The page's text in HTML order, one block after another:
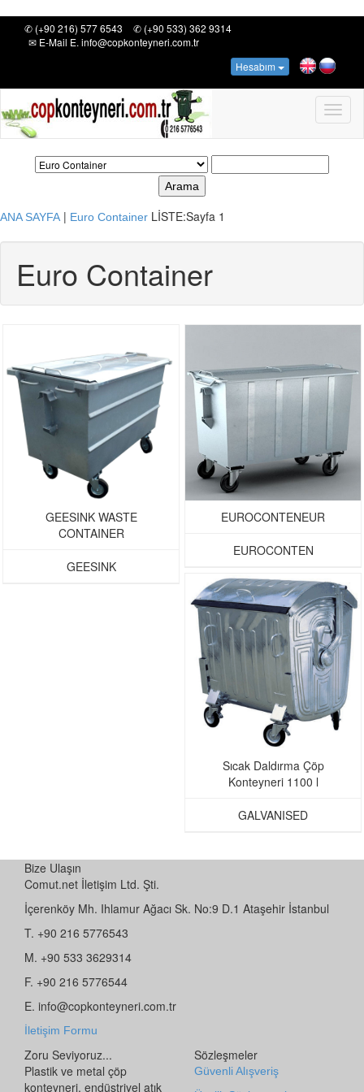
✆ (+90 216) 577 6543
✆ (+90 533) 362 9314
✉ E-Mail E. info@copkonteyneri.com.tr
Hesabım
Arama
ANA SAYFA | Euro Container LİSTE:Sayfa 1
Euro Container
GEESINK WASTE
CONTAINER
GEESINK
EUROCONTENEUR
EUROCONTEN
Sıcak Daldırma Çöp
Konteyneri 1100 l
GALVANISED
Bize Ulaşın
Comut.net İletişim Ltd. Şti.
İçerenköy Mh. Ihlamur Ağacı Sk. No:9 D.1 Ataşehir İstanbul
T. +90 216 5776543
M. +90 533 3629314
F. +90 216 5776544
E. info@copkonteyneri.com.tr
İletişim Formu
Zoru Seviyoruz...
Plastik ve metal çöp
konteyneri, endüstriyel atık
Sözleşmeler
Güvenli Alışveriş